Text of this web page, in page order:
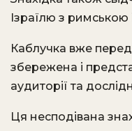
Ізраїлю з римською
Каблучка вже
збережена і
аудиторії та
Ця несподівана